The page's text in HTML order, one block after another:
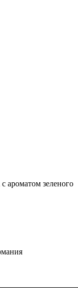
ароматом зеленого